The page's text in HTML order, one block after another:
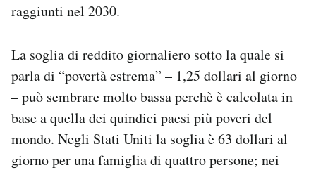
raggiunti nel 2030.
La soglia di reddito giornaliero sotto la quale si
parla di “povertà estrema” – 1,25 dollari al giorno
– può sembrare molto bassa perchè è calcolata in
base a quella dei quindici paesi più poveri del
mondo. Negli Stati Uniti la soglia è 63 dollari al
giorno per una famiglia di quattro persone; nei